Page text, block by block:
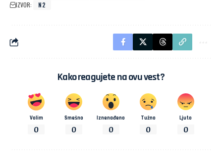
IZVOR:
N2
Kako reagujete na ovu vest?
Volim
0
Smešno
0
Iznenađeno
0
Tužno
0
Ljuto
0